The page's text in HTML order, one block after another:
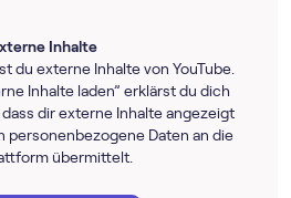
Inhalte
du externe Inhalte von YouTube.
Inhalte laden” erklärst du dich
dir externe Inhalte angezeigt
personenbezogene Daten an die
übermittelt.